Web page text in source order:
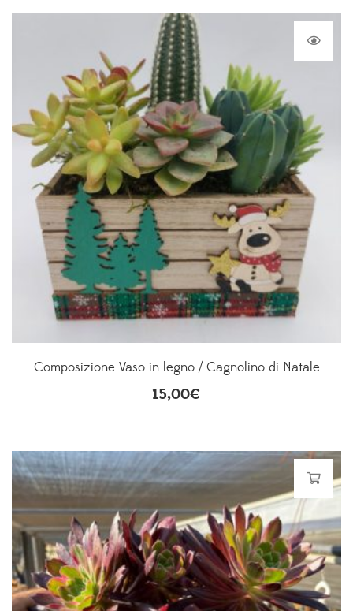
Composizione Vaso in legno / Cagnolino di Natale
15,00€